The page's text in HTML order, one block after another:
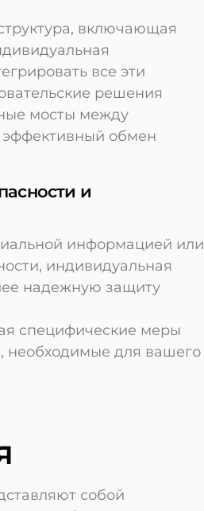
включающая
все эти
решения
мосты между
обмен
и
информацией или
индивидуальная
надежную защиту
специфические меры
необходимые для вашего
собой